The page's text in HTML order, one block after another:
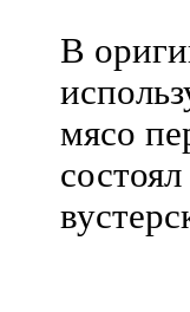
В
мясо